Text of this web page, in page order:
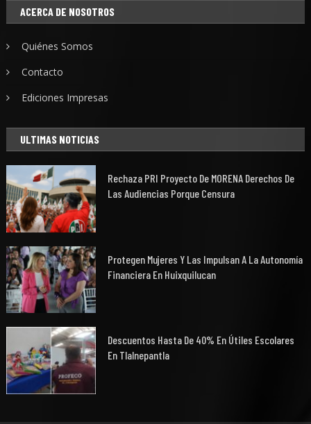
ACERCA DE NOSOTROS
Quiénes Somos
Contacto
Ediciones Impresas
ULTIMAS NOTICIAS
Rechaza PRI Proyecto De MORENA Derechos De
Las Audiencias Porque Censura
Protegen Mujeres Y Las Impulsan A La Autonomía
Financiera En Huixquilucan
Descuentos Hasta De 40% En Útiles Escolares
En Tlalnepantla